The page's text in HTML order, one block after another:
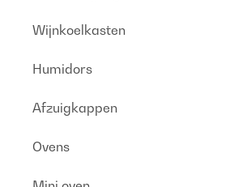
Wijnkoelkasten
Humidors
Afzuigkappen
Ovens